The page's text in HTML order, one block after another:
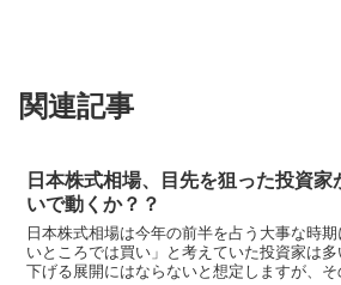
関連記事
日本株式相場、目先を狙った投資
いで動くか？？
日本株式相場は今年の前半を占う大事な時
いところでは買い」と考えていた投資家は多
下げる展開にはならないと想定しますが、